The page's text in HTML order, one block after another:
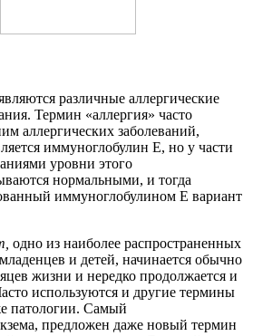
различные аллергические
Термин «аллергия» часто
аллергических заболеваний,
иммуноглобулин Е, но у части
уровни этого
нормальными, и тогда
иммуноглобулином Е вариант
одно из наиболее распространенных
и детей, начинается обычно
жизни и нередко продолжается и
используются и другие термины
патологии. Самый
предложен даже новый термин